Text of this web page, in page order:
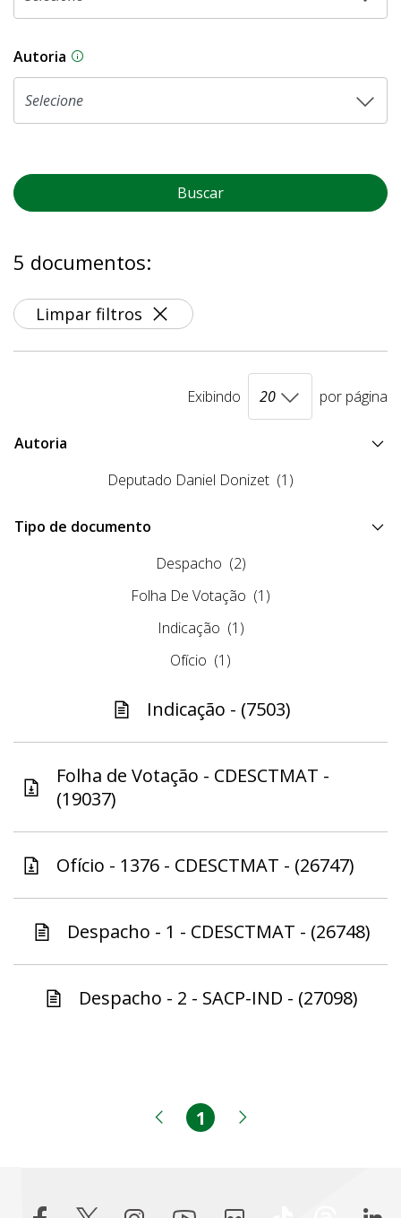
Autoria As proposições legislativas na CLDF podem
Buscar
5 documentos:
Limpar filtros
Exibindo por página
Autoria
Deputado Daniel Donizet (1)
Tipo de documento
Despacho (2)
Folha De Votação (1)
Indicação (1)
Ofício (1)
Indicação - (7503)
Folha de Votação - CDESCTMAT -
(19037)
Ofício - 1376 - CDESCTMAT - (26747)
Despacho - 1 - CDESCTMAT - (26748)
Despacho - 2 - SACP-IND - (27098)
Página anterior
Página
1